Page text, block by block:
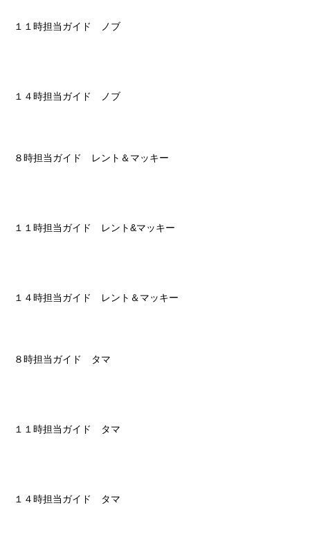
１１時担当ガイド ノブ
１４時担当ガイド ノブ
８時担当ガイド レント＆マッキー
１１時担当ガイド レント&マッキー
１４時担当ガイド レント＆マッキー
８時担当ガイド タマ
１１時担当ガイド タマ
１４時担当ガイド タマ